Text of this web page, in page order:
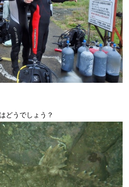
どうでしょう？